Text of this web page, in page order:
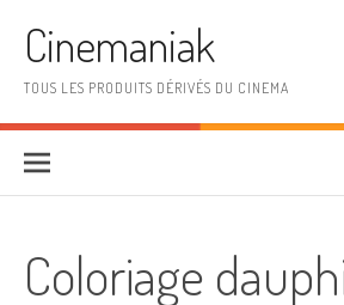
Cinemaniak
TOUS LES PRODUITS DÉRIVÉS DU CINEMA
Coloriage